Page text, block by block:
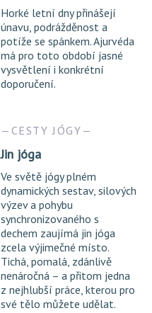
Horké letní dny přinášejí
únavu, podrážděnost a
potíže se spánkem. Ajurvéda
má pro toto období jasné
vysvětlení i konkrétní
doporučení.
CESTY JÓGY
Jin jóga
Ve světě jógy plném
dynamických sestav, silových
výzev a pohybu
synchronizovaného s
dechem zaujímá jin jóga
zcela výjimečné místo.
Tichá, pomalá, zdánlivě
nenáročná – a přitom jedna
z nejhlubší práce, kterou pro
své tělo můžete udělat.